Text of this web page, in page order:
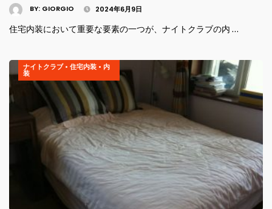
BY: GIORGIO 2024年6月9日
住宅内装において重要な要素の一つが、ナイトクラブの内 …
ナイトクラブ• 住宅内装 • 内
装